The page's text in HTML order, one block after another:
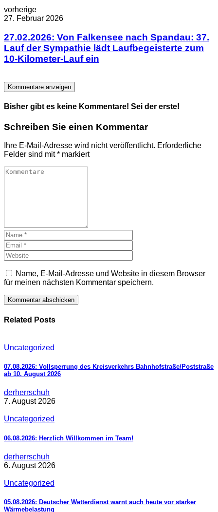
vorherige
27. Februar 2026
27.02.2026: Von Falkensee nach Spandau: 37.
Lauf der Sympathie lädt Laufbegeisterte zum
10-Kilometer-Lauf ein
Kommentare anzeigen
Bisher gibt es keine Kommentare! Sei der erste!
Schreiben Sie einen Kommentar
Ihre E-Mail-Adresse wird nicht veröffentlicht. Erforderliche
Felder sind mit* markiert
Name, E-Mail-Adresse und Website in diesem Browser
für meinen nächsten Kommentar speichern.
Related Posts
Uncategorized
07.08.2026: Vollsperrung des Kreisverkehrs Bahnhofstraße/Poststraße
ab 10. August 2026
derherrschuh
7. August 2026
Uncategorized
06.08.2026: Herzlich Willkommen im Team!
derherrschuh
6. August 2026
Uncategorized
05.08.2026: Deutscher Wetterdienst warnt auch heute vor starker
Wärmebelastung